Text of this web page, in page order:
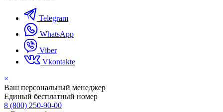
Telegram
WhatsApp
Viber
Vkontakte
×
Ваш персональный менеджер
Единый бесплатный номер
8 (800) 250-90-00